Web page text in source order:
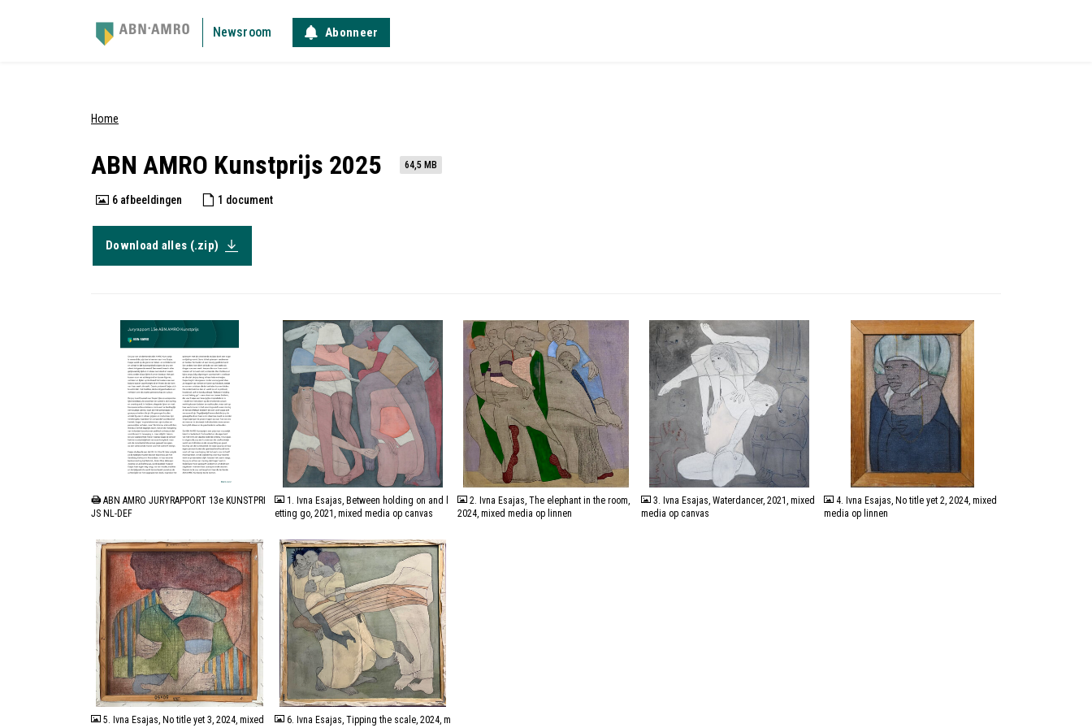
Newsroom Abonneer
Home
ABN AMRO Kunstprijs 2025 64,5 MB
6 afbeeldingen 1 document
Download alles (.zip)
ABN AMRO JURYRAPPORT 13e KUNSTPRI
JS NL-DEF
JPG
1. Ivna Esajas, Between holding on and l
etting go, 2021, mixed media op canvas
JPG
2. Ivna Esajas, The elephant in the room,
2024, mixed media op linnen
JPG
3. Ivna Esajas, Waterdancer, 2021, mixed
media op canvas
JPG
4. Ivna Esajas, No title yet 2, 2024, mixed
media op linnen
JPG
5. Ivna Esajas, No title yet 3, 2024, mixed
JPG
6. Ivna Esajas, Tipping the scale, 2024, m